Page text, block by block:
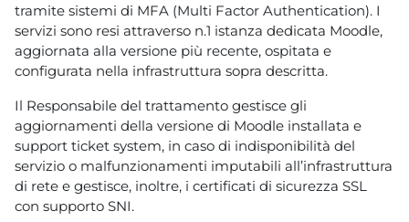
tramite sistemi di MFA (Multi Factor Authentication). I
servizi sono resi attraverso n.1 istanza dedicata Moodle,
aggiornata alla versione più recente, ospitata e
configurata nella infrastruttura sopra descritta.
Il Responsabile del trattamento gestisce gli
aggiornamenti della versione di Moodle installata e
support ticket system, in caso di indisponibilità del
servizio o malfunzionamenti imputabili all’infrastruttura
di rete e gestisce, inoltre, i certificati di sicurezza SSL
con supporto SNI.